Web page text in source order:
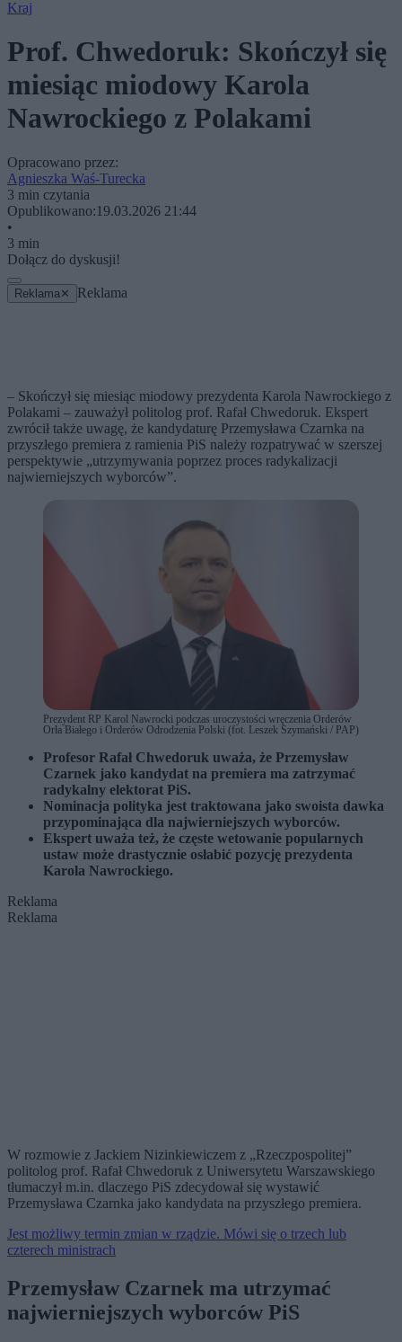
Kraj
Prof. Chwedoruk: Skończył się
miesiąc miodowy Karola
Nawrockiego z Polakami
Opracowano przez:
Agnieszka Waś-Turecka
3 min czytania
Opublikowano:19.03.2026 21:44
•
3 min
Dołącz do dyskusji!
Reklama ✕ Reklama
– Skończył się miesiąc miodowy prezydenta Karola Nawrockiego z
Polakami – zauważył politolog prof. Rafał Chwedoruk. Ekspert
zwrócił także uwagę, że kandydaturę Przemysława Czarnka na
przyszłego premiera z ramienia PiS należy rozpatrywać w szerszej
perspektywie „utrzymywania poprzez proces radykalizacji
najwierniejszych wyborców”.
Prezydent RP Karol Nawrocki podczas uroczystości wręczenia Orderów
Orła Białego i Orderów Odrodzenia Polski (fot. Leszek Szymański / PAP)
Profesor Rafał Chwedoruk uważa, że Przemysław
Czarnek jako kandydat na premiera ma zatrzymać
radykalny elektorat PiS.
Nominacja polityka jest traktowana jako swoista dawka
przypominająca dla najwierniejszych wyborców.
Ekspert uważa też, że częste wetowanie popularnych
ustaw może drastycznie osłabić pozycję prezydenta
Karola Nawrockiego.
Reklama
Reklama
W rozmowie z Jackiem Nizinkiewiczem z „Rzeczpospolitej”
politolog prof. Rafał Chwedoruk z Uniwersytetu Warszawskiego
tłumaczył m.in. dlaczego PiS zdecydował się wystawić
Przemysława Czarnka jako kandydata na przyszłego premiera.
Jest możliwy termin zmian w rządzie. Mówi się o trzech lub
czterech ministrach
Przemysław Czarnek ma utrzymać
najwierniejszych wyborców PiS